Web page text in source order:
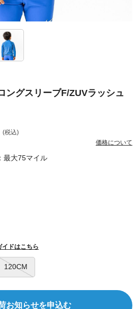
最大75マイル
ングスリーブF/ZUVラッシュ
(税込)
価格について
120CM
イドはこちら
お知らせを申込む